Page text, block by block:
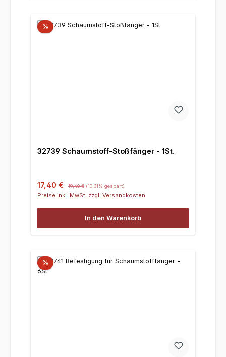
%
32739 Schaumstoff-Stoßfänger - 1St.
Verkaufspreis:
17,40 € Regulärer Preis:
19,40 € (10.31% gespart)
Preise inkl. MwSt. zzgl. Versandkosten
In den Warenkorb
%